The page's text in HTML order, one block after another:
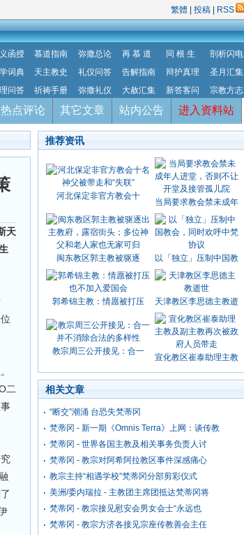
繁體 投稿 RSS
函授 慕道指南 弥撒总论 再 慕 道 同 根 生
剖析闪电
词典 天主教史 礼仪问答 告解指南 辩护真理
圣月汇集
问答 祈祷手册 弥撒礼仪 大赦汇集 新答客问 宗教方志
热点评论 其它文章 站内公告 进入资料站
天
二
推荐资讯
河北保定非官方教会十
当局要求教会禁未成年
闽东教区郭主教被驱逐 以「独立」压制中国教
郭希锦主教：情愿被打压 天津教区李思德主教逝
教宗周三公开接见：合一
宣化教区崔泰助理主教
相关文章
“断交”潮涌 台恐失梵蒂冈
梵蒂冈 - 新一期《Omnis Terra》上网：谈传教
梵蒂冈 - 世界各国主教及相关事务负责人讨
梵蒂冈 - 教宗对阿希阿拉教区事件深感痛心
教宗主持“相遇学校”梵蒂冈分部剪彩仪式
美洲/委内瑞拉 - 主教团主席团抵达梵蒂冈将
梵蒂冈 - 教宗接见慰安会男女会士“永远也
梵蒂冈 - 教宗方济各接见宗座传教善会主任